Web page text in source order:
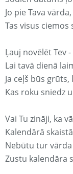
Jo pie Tava
Tas visus ciemos
Ļauj novēlēt Tev
Lai tavā dienā
Ja ceļš būs
Kas roku sniedz
Vai Tu zināji, ka
Kalendārā
Nebūtu tur vārda
Zustu kalendāra